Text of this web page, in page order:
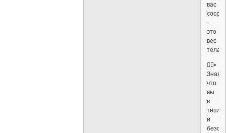
вас
-
это
вес
тела.
•
Зная,
что
вы
в
тепле
и